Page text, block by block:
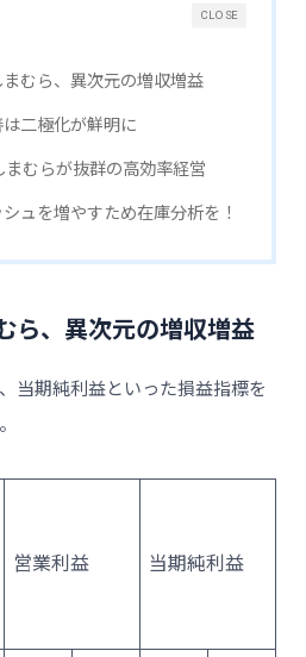
CLOSE
むら、異次元の増収増益
二極化が鮮明に
まむらが抜群の高効率経営
ュを増やすため在庫分析を！
ら、異次元の増収増益
当期純利益といった損益指標を
営業利益 当期純利益